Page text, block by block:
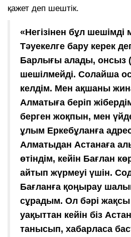
қажет деп шештік.
«Негізінен бұл
Тәуекелге бару керек
Барлығы алады, онсыз
шешілмейді. Солайша
келдім. Мен ақшаны
Алматыға беріп
берген жоқпын, мен
ұлым Еркебұланға
Алматыдан Астанаға
өтіндім, кейін Бағлан
айтып жүрмеуі үшін.
Бағланға қоңырау
сұрадым. Ол бәрі жақсы
уақыттан кейін біз
танысып, хабарласа